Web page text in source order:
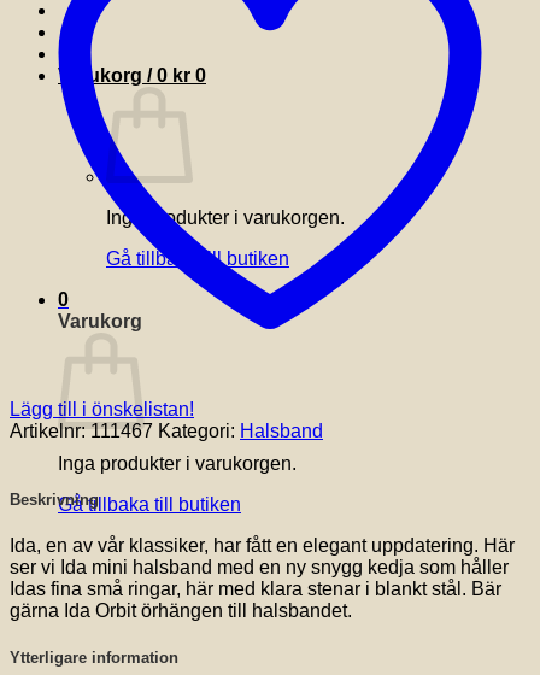
Varukorg /0 kr 0
Inga produkter i varukorgen.
Gå tillbaka till butiken
0
Varukorg
Inga produkter i varukorgen.
Gå tillbaka till butiken
Lägg till i önskelistan!
Artikelnr:111467 Kategori: Halsband
Beskrivning
Ida, en av vår klassiker, har fått en elegant uppdatering. Här
ser vi Ida mini halsband med en ny snygg kedja som håller
Idas fina små ringar, här med klara stenar i blankt stål. Bär
gärna Ida Orbit örhängen till halsbandet.
Ytterligare information